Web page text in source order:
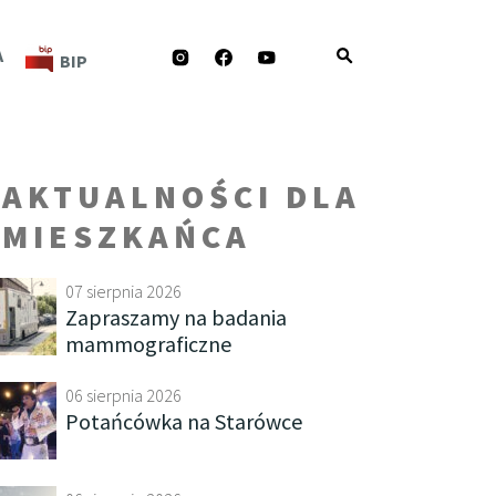
BIP YOUTUBE
FACEBOOK
INSTAGRAM
AKTUALNOŚCI DLA
MIESZKAŃCA
07 sierpnia 2026
Zapraszamy na badania
mammograficzne
06 sierpnia 2026
Potańcówka na Starówce